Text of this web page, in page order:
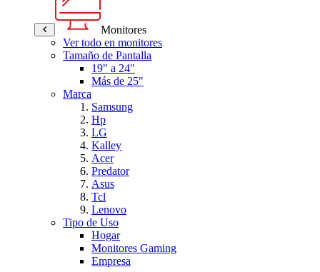
Monitores
Ver todo en monitores
Tamaño de Pantalla
19" a 24"
Más de 25"
Marca
Samsung
Hp
LG
Kalley
Acer
Predator
Asus
Tcl
Lenovo
Tipo de Uso
Hogar
Monitores Gaming
Empresa